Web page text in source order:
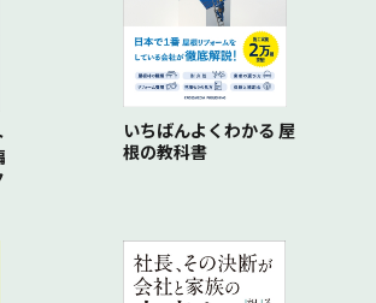
いちばんよくわかる 屋
根の教科書